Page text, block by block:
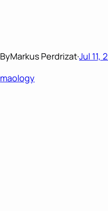
ByMarkus Perdrizat·Jul 11,
maology